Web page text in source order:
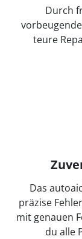
Durch
teure
Das
präzise
mit genauen
du alle